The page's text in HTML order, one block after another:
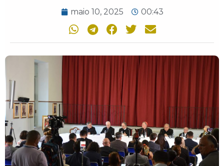
maio 10, 2025 00:43